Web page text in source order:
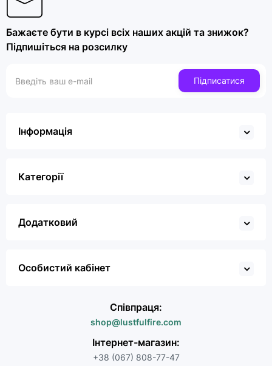
Бажаєте бути в курсі всіх наших акцій та знижок?
Підпишіться на розсилку
Підписатися
Інформація
Категорії
Додатковий
Особистий кабінет
Співпраця:
shop@lustfulfire.com
Інтернет-магазин:
+38 (067) 808-77-47